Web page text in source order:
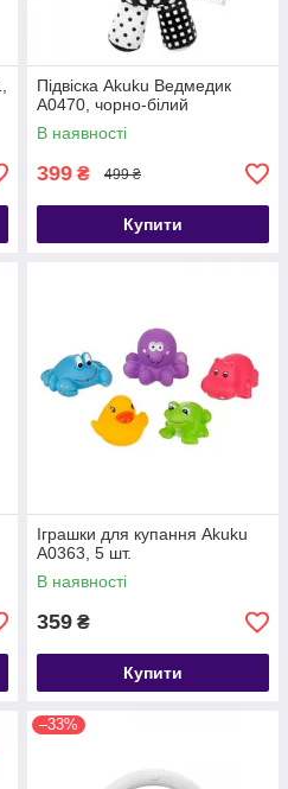
Підвіска Akuku Ведмедик
A0470, чорно-білий
В наявності
399 ₴ 499 ₴
Купити
Іграшки для купання Akuku
A0363, 5 шт.
В наявності
359 ₴
Купити
–33%